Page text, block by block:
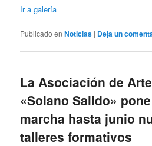
Ir a galería
Publicado en Noticias | Deja un
La Asociación de
«Solano Salido»
marcha hasta junio
talleres formativos